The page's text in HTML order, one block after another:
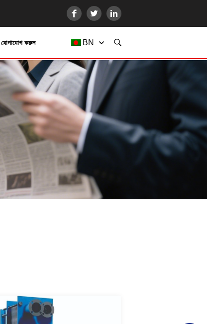
যোগাযোগ করুন BN